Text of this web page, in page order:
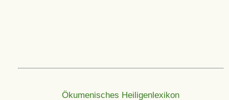
Ökumenisches Heiligenlexikon